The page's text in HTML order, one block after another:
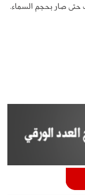
حتى صار بحجم السماء.